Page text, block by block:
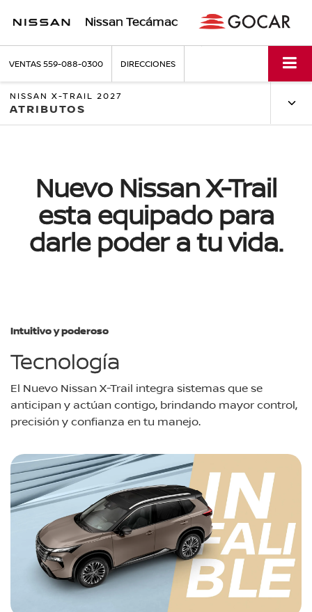
Nissan Tecámac
VENTAS559-088-0300 DIRECCIONES
NISSAN X-TRAIL 2027
ATRIBUTOS
Nuevo Nissan X-Trail
esta equipado para
darle poder a tu vida.
Intuitivo y poderoso
Tecnología
El Nuevo Nissan X-Trail integra sistemas que se
anticipan y actúan contigo, brindando mayor control,
precisión y confianza en tu manejo.